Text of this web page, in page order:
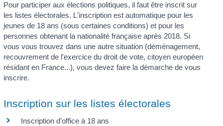
Pour participer aux élections politiques, il faut être inscrit sur
les listes électorales. L'inscription est automatique pour les
jeunes de 18 ans (sous certaines conditions) et pour les
personnes obtenant la nationalité française après 2018. Si
vous vous trouvez dans une autre situation (déménagement,
recouvrement de l'exercice du droit de vote, citoyen européen
résidant en France...), vous devez faire la démarche de vous
inscrire.
Inscription sur les listes électorales
Inscription d'office à 18 ans